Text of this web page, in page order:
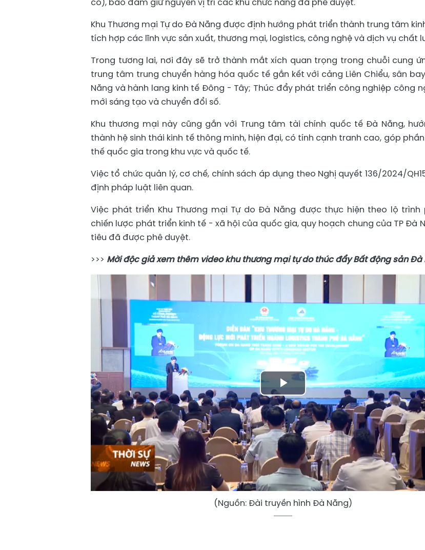
Khu Thương mại Tự do Đà Nẵng được định hướng phát triển thành trung tâm
tích hợp các lĩnh vực sản xuất, thương mại, logistics, công nghệ và dịch vụ chất
Trong tương lai, nơi đây sẽ trở thành mắt xích quan trọng trong chuỗi cung
trung tâm trung chuyển hàng hóa quốc tế gắn kết với cảng Liên Chiểu, sân
Nẵng và hành lang kinh tế Đông - Tây; Thúc đẩy phát triển công nghiệp công
mới sáng tạo và chuyển đổi số.
Khu thương mại này cũng gắn với Trung tâm tài chính quốc tế Đà Nẵng,
thành hệ sinh thái kinh tế thông minh, hiện đại, có tính cạnh tranh cao, góp
thế quốc gia trong khu vực và quốc tế.
Việc tổ chức quản lý, cơ chế, chính sách áp dụng theo Nghị quyết 136/2024/
định pháp luật liên quan.
Việc phát triển Khu Thương mại Tự do Đà Nẵng được thực hiện theo lộ trình
chiến lược phát triển kinh tế - xã hội của quốc gia, quy hoạch chung của TP Đà
tiêu đã được phê duyệt.
>>> Mời độc giả xem thêm video khu thương mại tự do thúc đẩy Bất động sản Đà
Play
Video
(Nguồn: Đài truyền hình Đà Nẵng)